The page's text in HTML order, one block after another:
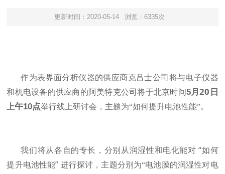
更新时间：2020-05-14 浏览：6335次
作为表界面分析仪器的供应商克吕士公司将与电子仪器
和机电设备的供应商的阿美特克公司将于北京时间5月20 日
上午10点举行线上研讨会， 主题为“如何提升电池性能”。
我们将从各自的专长，分别从润湿性和电化能对 “如何
提升电池性能” 进行探讨，主题分别为“电池膜的润湿性对电